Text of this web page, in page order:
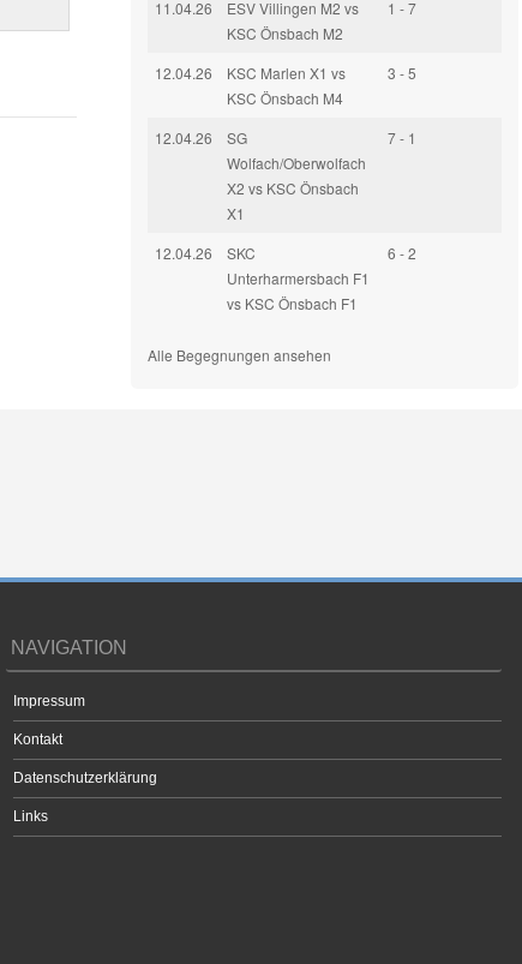
11.04.26
ESV Villingen M2 vs
KSC Önsbach M2
1 - 7
12.04.26
KSC Marlen X1 vs
KSC Önsbach M4
3 - 5
12.04.26
SG
Wolfach/Oberwolfach
X2 vs KSC Önsbach
X1
7 - 1
12.04.26
SKC
Unterharmersbach F1
vs KSC Önsbach F1
6 - 2
Alle Begegnungen ansehen
NAVIGATION
Impressum
Kontakt
Datenschutzerklärung
Links